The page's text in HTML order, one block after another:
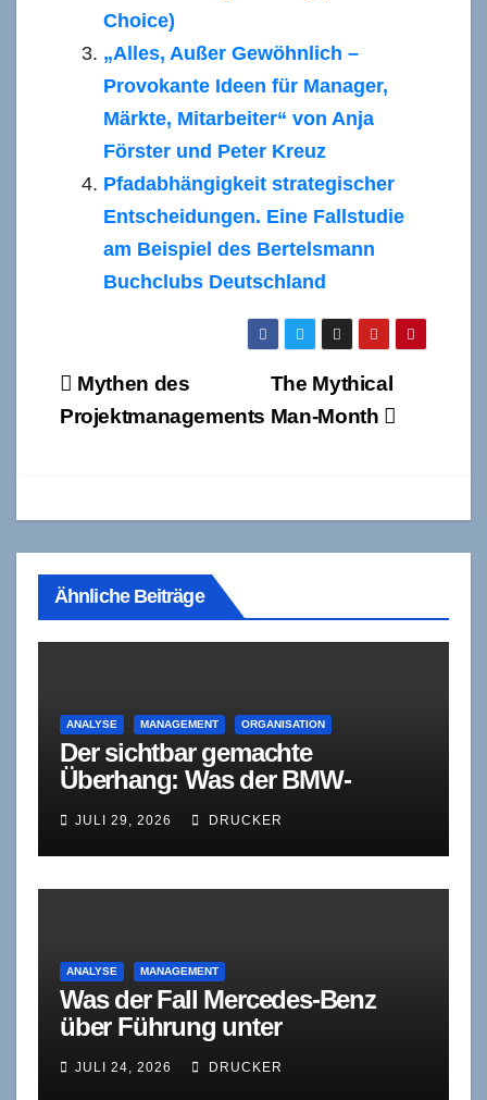
Choice)
„Alles, Außer Gewöhnlich –
Provokante Ideen für Manager,
Märkte, Mitarbeiter“ von Anja
Förster und Peter Kreuz
Pfadabhängigkeit strategischer
Entscheidungen. Eine Fallstudie
am Beispiel des Bertelsmann
Buchclubs Deutschland
Beitragsnavigation
The Mythical
Man-Month
Mythen des
Projektmanagements
Ähnliche Beiträge
ANALYSE MANAGEMENT ORGANISATION
Der sichtbar gemachte
Überhang: Was der BMW-
organisationstheoretisch
bedeutet
JULI 29, 2026 DRUCKER
ANALYSE MANAGEMENT
Was der Fall Mercedes-Benz
über Führung unter
JULI 24, 2026 DRUCKER